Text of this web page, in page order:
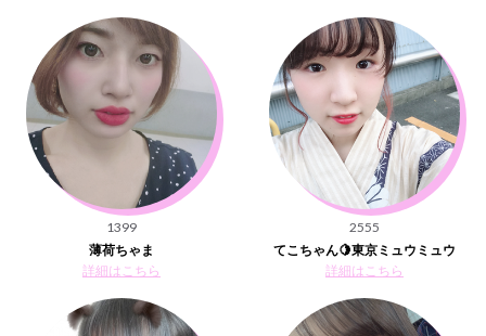
1399
薄荷ちゃま
詳細はこちら
2555
てこちゃん‪‪🍋東京ミュウミュウ
詳細はこちら